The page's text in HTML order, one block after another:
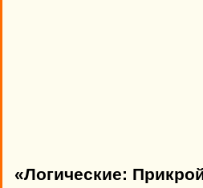
«Логические: